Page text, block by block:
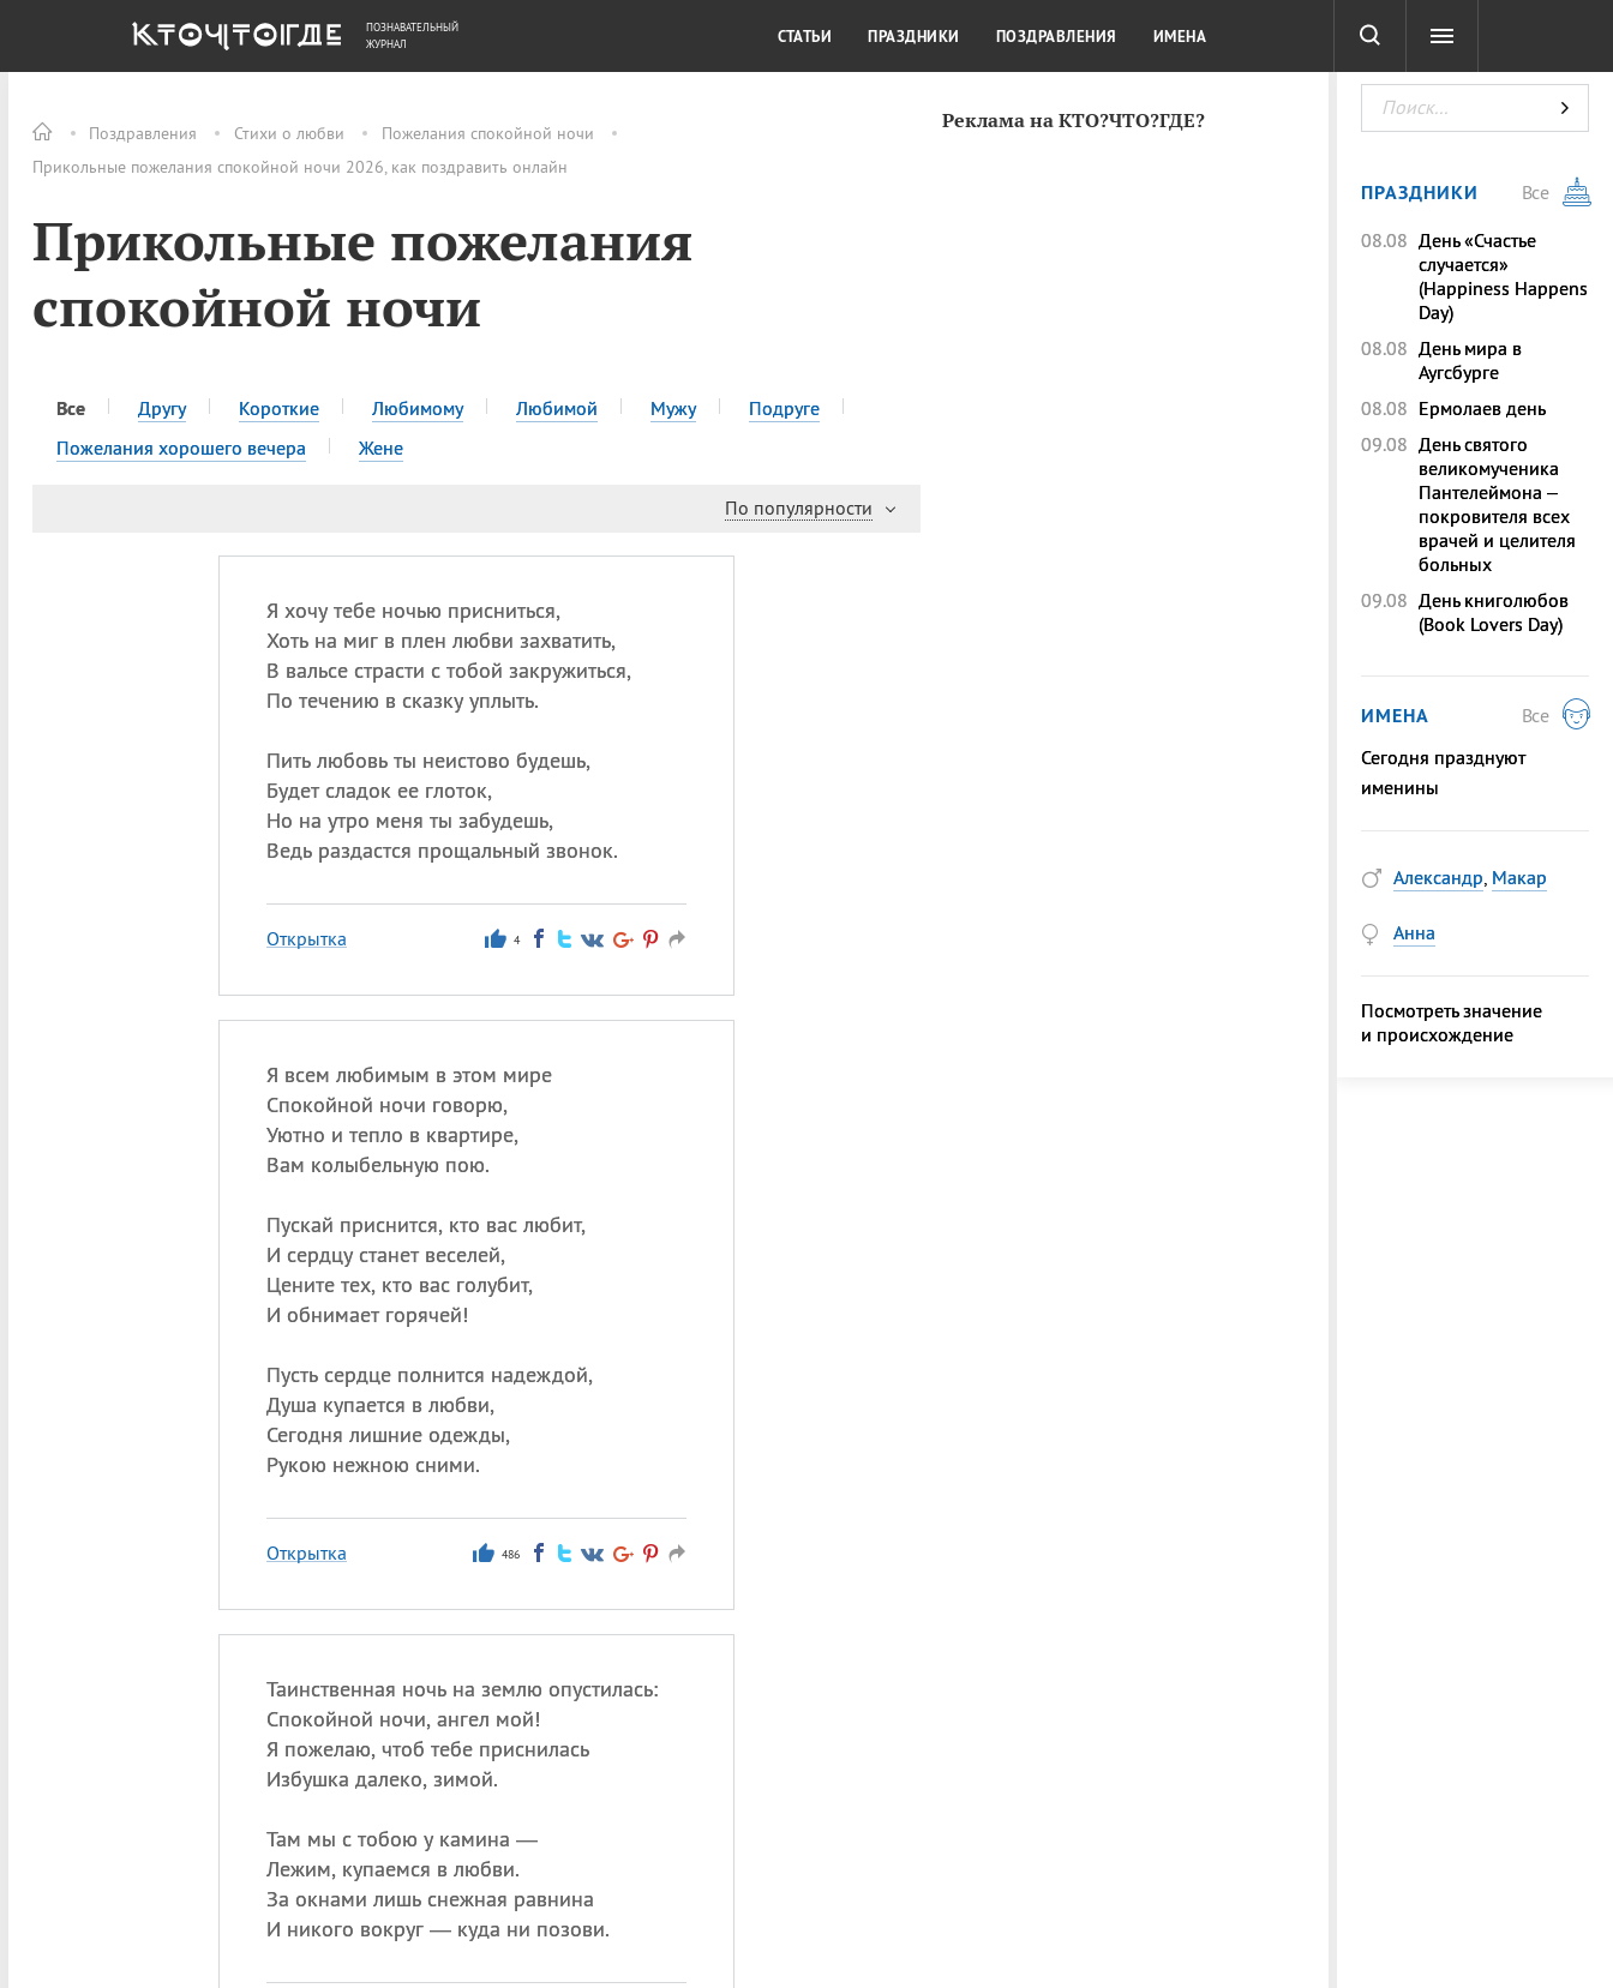
Поздравления Стихи о любви
Пожелания спокойной ночи
Прикольные пожелания спокойной ночи 2026, как поздравить онлайн
Прикольные пожелания
спокойной ночи
Все Другу Короткие Любимому Любимой Мужу
Подруге
Пожелания хорошего вечера
Жене
По популярности
Я хочу тебе ночью присниться,
Хоть на миг в плен любви захватить,
В вальсе страсти с тобой закружиться,
По течению в сказку уплыть.
Пить любовь ты неистово будешь,
Будет сладок ее глоток,
Но на утро меня ты забудешь,
Ведь раздастся прощальный звонок.
Открытка 4
Я всем любимым в этом мире
Спокойной ночи говорю,
Уютно и тепло в квартире,
Вам колыбельную пою.
Пускай приснится, кто вас любит,
И сердцу станет веселей,
Цените тех, кто вас голубит,
И обнимает горячей!
Пусть сердце полнится надеждой,
Душа купается в любви,
Сегодня лишние одежды,
Рукою нежною сними.
Открытка 486
Таинственная ночь на землю опустилась:
Спокойной ночи, ангел мой!
Я пожелаю, чтоб тебе приснилась
Избушка далеко, зимой.
Там мы с тобою у камина —
Лежим, купаемся в любви.
За окнами лишь снежная равнина
И никого вокруг — куда ни позови.
Реклама на КТО?ЧТО?ГДЕ?
ОБЩЕСТВО ДЕНЬГИ КУЛЬТУРА КРАСОТА ТЕСТЫ
ПОЗНАВАТЕЛЬНЫЙ
ЖУРНАЛ
СТАТЬИ ПРАЗДНИКИ ПОЗДРАВЛЕНИЯ ИМЕНА
ПРАЗДНИКИ
Все
08.08 День «Счастье
случается»
(Happiness Happens
Day)
08.08 День мира в
Аугсбурге
08.08 Ермолаев день
09.08 День святого
великомученика
Пантелеймона –
покровителя всех
врачей и целителя
больных
09.08 День книголюбов
(Book Lovers Day)
ИМЕНА
Все
Сегодня празднуют
именины
Александр, Макар
Анна
Посмотреть значение
и происхождение